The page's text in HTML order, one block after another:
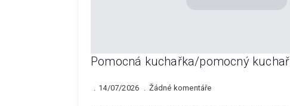
Pomocná kuchařka/pomocný kuchař
14/07/2026 Žádné komentáře